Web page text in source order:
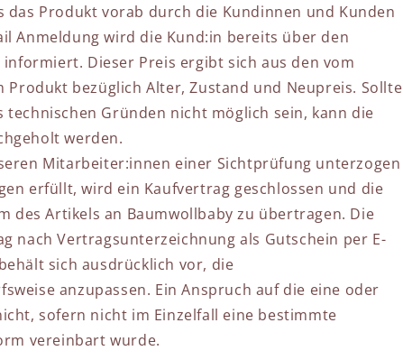
das Produkt vorab durch die Kundinnen und Kunden
Anmeldung wird die Kund:in bereits über den
Dieser Preis ergibt sich aus den vom
Produkt bezüglich Alter, Zustand und Neupreis. Sollte
technischen Gründen nicht möglich sein, kann die
werden.
Mitarbeiter:innen einer Sichtprüfung unterzogen
erfüllt, wird ein Kaufvertrag geschlossen und die
des Artikels an Baumwollbaby zu übertragen. Die
nach Vertragsunterzeichnung als Gutschein per E-
sich ausdrücklich vor, die
anzupassen. Ein Anspruch auf die eine oder
sofern nicht im Einzelfall eine bestimmte
vereinbart wurde.